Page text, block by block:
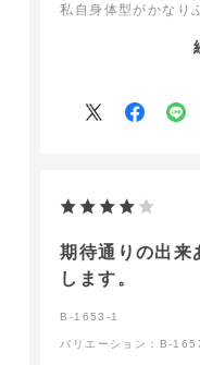
私自身体型がかなり
最初に自らの身体の
そこから少しカスタ
います。
期待通りの出来
します。
B-1653-1
バリエーション：B-